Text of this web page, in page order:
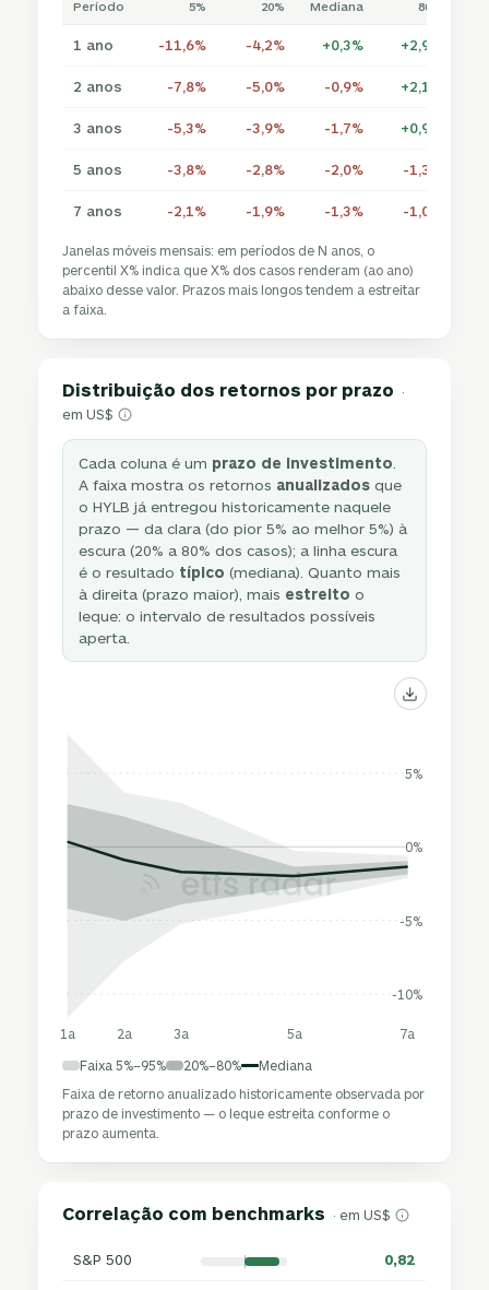
Período 5% 20% Mediana 80%
1 ano -11,6% -4,2% +0,3% +2,9%
2 anos -7,8% -5,0% -0,9% +2,1%
3 anos -5,3% -3,9% -1,7% +0,9%
5 anos -3,8% -2,8% -2,0% -1,3%
7 anos -2,1% -1,9% -1,3% -1,0%
Janelas móveis mensais: em períodos de N anos, o
percentil X% indica que X% dos casos renderam (ao ano)
abaixo desse valor. Prazos mais longos tendem a estreitar
a faixa.
Distribuição dos retornos por prazo ·
em US$
Cada coluna é um prazo de investimento
A faixa mostra os retornos anualizados que
o HYLB já entregou historicamente naquele
prazo — da clara (do pior 5% ao melhor 5%) à
escura (20% a 80% dos casos); a linha escura
é o resultado típico (mediana). Quanto mais
à direita (prazo maior), mais estreito o
leque: o intervalo de resultados possíveis
aperta.
-10%
-5%
0%
5%
1a 2a 3a 5a 7a
Faixa 5%–95% 20%–80%
Mediana
Faixa de retorno anualizado historicamente observada por
prazo de investimento — o leque estreita conforme o
prazo aumenta.
Correlação com benchmarks · em US$
S&P 500 0,82